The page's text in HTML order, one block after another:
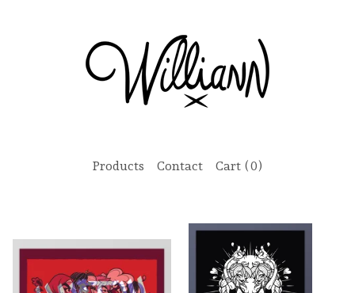
Products Contact Cart (0)
F